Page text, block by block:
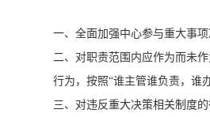
一、全面加强中心参与重大事
二、对职责范围内应作为而未
行为，按照“谁主管谁负责，谁
三、对违反重大决策相关制度